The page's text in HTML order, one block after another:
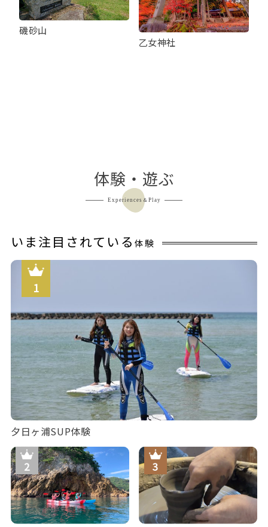
磯砂山
乙女神社
体験・遊ぶ
Experiences＆Play
いま注目されている 体験
夕日ヶ浦SUP体験